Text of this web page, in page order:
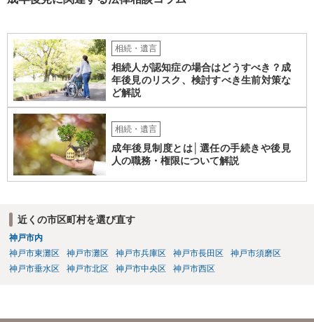
相続・遺言
相続人が認知症の場合はどうすべき？成
年後見のリスク、検討すべき生前対策な
ど解説
相続・遺言
成年後見制度とは│選任の手続きや後見
人の職務・権限について解説
近くの市区町村を選び直す
神戸市内
神戸市東灘区
神戸市灘区 神戸市兵庫区 神戸市長田区
神戸市須磨区
神戸市垂水区
神戸市北区 神戸市中央区 神戸市西区